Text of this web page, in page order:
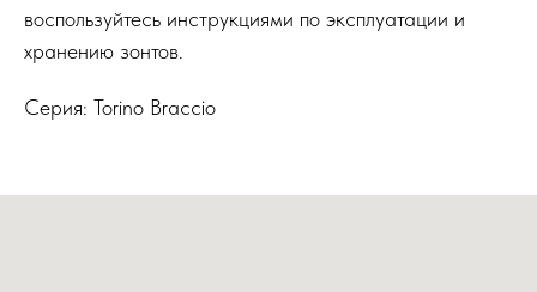
воспользуйтесь инструкциями по эксплуатации и
хранению зонтов.
Серия: Torino Braccio